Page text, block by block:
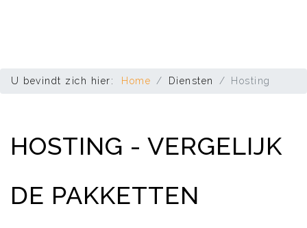
U bevindt zich hier: Home Diensten Hosting
HOSTING - VERGELIJK
DE PAKKETTEN